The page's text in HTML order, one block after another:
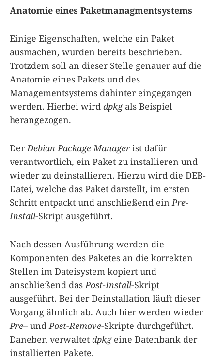
Anatomie eines Paketmanagmentsystems
Einige Eigenschaften, welche ein Paket
ausmachen, wurden bereits beschrieben.
Trotzdem soll an dieser Stelle genauer auf die
Anatomie eines Pakets und des
Managementsystems dahinter eingegangen
werden. Hierbei wird dpkgals Beispiel
herangezogen.
DerDebian Package Managerist dafür
verantwortlich, ein Paket zu installieren und
wieder zu deinstallieren. Hierzu wird die DEB-
Datei, welche das Paket darstellt, im ersten
Schritt entpackt und anschließend einPre-
Install-Skript ausgeführt.
Nach dessen Ausführung werden die
Komponenten des Paketes an die korrekten
Stellen im Dateisystem kopiert und
anschließend dasPost-Install-Skript
ausgeführt. Bei der Deinstallation läuft dieser
Vorgang ähnlich ab. Auch hier werden wieder
Pre– undPost-Remove-Skripte durchgeführt.
Daneben verwaltet dpkgeine Datenbank der
installierten Pakete.